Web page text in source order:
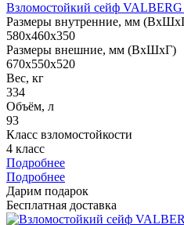
Взломостойкий сейф
Размеры внутренние, мм
580x460x350
Размеры внешние, мм (ВхШхГ)
670x550x520
Вес, кг
334
Объём, л
93
Класс взломостойкости
4 класс
Подробнее
Подробнее
Дарим подарок
Бесплатная доставка